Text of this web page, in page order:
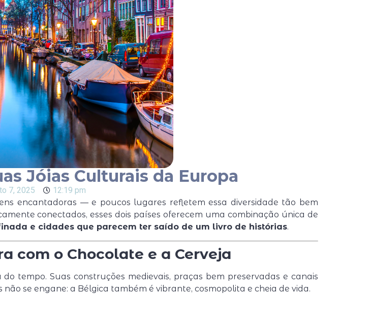
Jóias Culturais da Europa
7, 2025
12:19 pm
encantadoras — e poucos lugares refletem essa diversidade tão bem
conectados, esses dois países oferecem uma combinação única de
e cidades que parecem ter saído de um livro de histórias.
com o Chocolate e a Cerveja
tempo. Suas construções medievais, praças bem preservadas e canais
se engane: a Bélgica também é vibrante, cosmopolita e cheia de vida.